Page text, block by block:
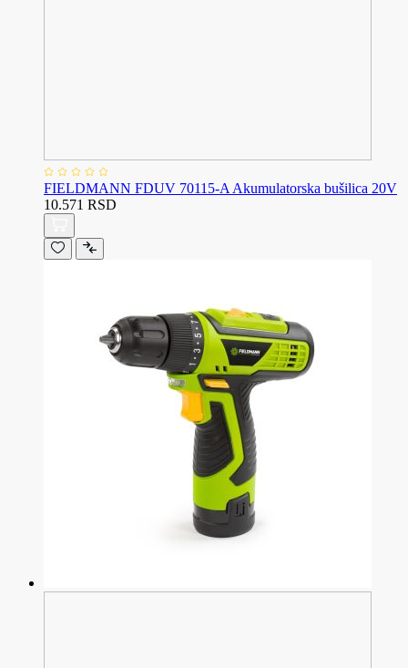
FIELDMANN FDUV 70115-A Akumulatorska bušilica 20V
10.571 RSD